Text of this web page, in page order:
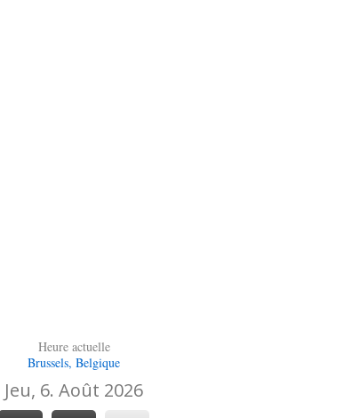
Heure actuelle
Brussels, Belgique